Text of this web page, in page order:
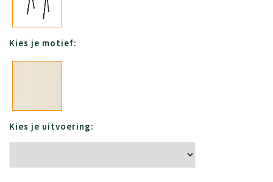
Kies je motief:
Kies je uitvoering: